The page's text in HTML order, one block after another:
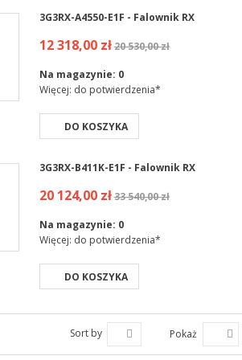
3G3RX-A4550-E1F - Falownik RX
12 318,00 zł20 530,00 zł
Na magazynie: 0
Więcej: do potwierdzenia*
DO KOSZYKA
3G3RX-B411K-E1F - Falownik RX
20 124,00 zł33 540,00 zł
Na magazynie: 0
Więcej: do potwierdzenia*
DO KOSZYKA
Sort by Pokaż